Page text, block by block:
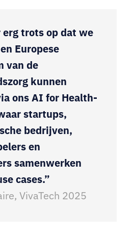
erg trots op dat we
Europese
van de
kunnen
ons AI for Health-
startups,
bedrijven,
en
samenwerken
cases.”
VivaTech 2025